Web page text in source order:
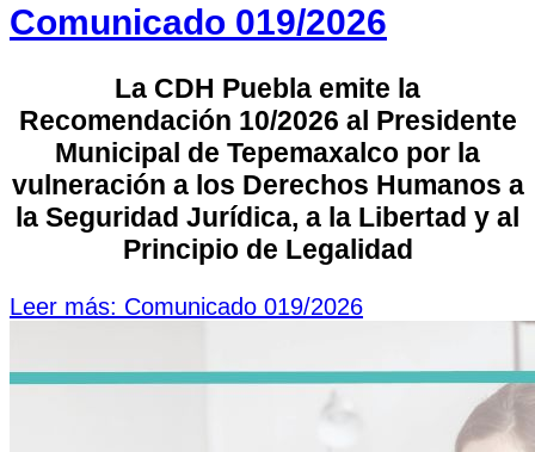
Comunicado 019/2026
La CDH Puebla emite la
Recomendación 10/2026 al Presidente
Municipal de Tepemaxalco por la
vulneración a los Derechos Humanos a
la Seguridad Jurídica, a la Libertad y al
Principio de Legalidad
Leer más: Comunicado 019/2026